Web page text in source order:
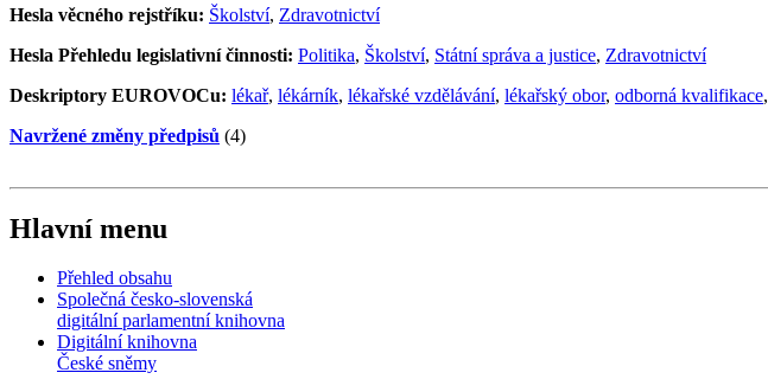
Hesla věcného rejstříku: Školství, Zdravotnictví
Hesla Přehledu legislativní činnosti: Politika, Školství, Státní správa a justice, Zdravotnictví
Deskriptory EUROVOCu: lékař, lékárník, lékařské vzdělávání, lékařský obor, odborná kvalifikace,
Navržené změny předpisů (4)
Hlavní menu
Přehled obsahu
Společná česko-slovenská
digitální parlamentní knihovna
Digitální knihovna
České sněmy